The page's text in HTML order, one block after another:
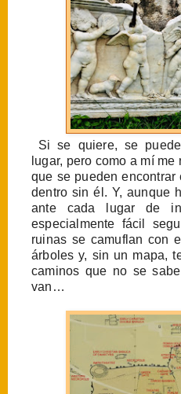
Si se quiere, se
lugar, pero como a mí
que se pueden encontrar
dentro sin él. Y, aunque
ante cada lugar de
especialmente fácil
ruinas se camuflan con
árboles y, sin un mapa,
caminos que no se
van…